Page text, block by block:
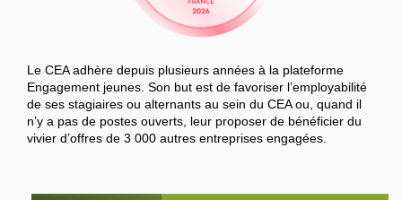
Le CEA adhère depuis plusieurs années à la plateforme
Engagement jeunes. Son but est de favoriser l’employabilité
de ses stagiaires ou alternants au sein du CEA ou, quand il
n’y a pas de postes ouverts, leur proposer de bénéficier du
vivier d’offres de 3 000 autres entreprises engagées.